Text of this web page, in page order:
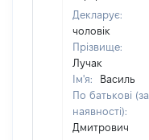
Декларує:
чоловік
Прізвище:
Лучак
Ім'я:
Василь
По батькові (за
наявності):
Дмитрович